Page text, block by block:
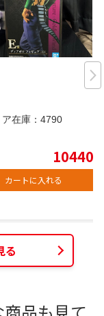
在庫： 4790
10440
カートに入れる
る